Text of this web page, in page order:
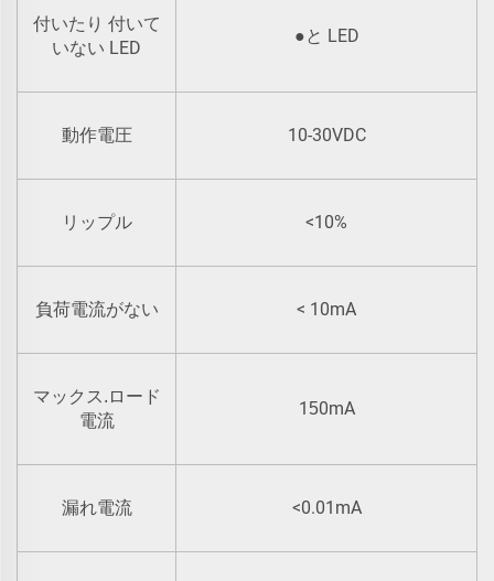
付いたり 付いて
いない LED
●と LED
動作電圧 10-30VDC
リップル <10%
負荷電流がない < 10mA
マックス.ロード
電流
1 50mA
漏れ電流 <0.01mA